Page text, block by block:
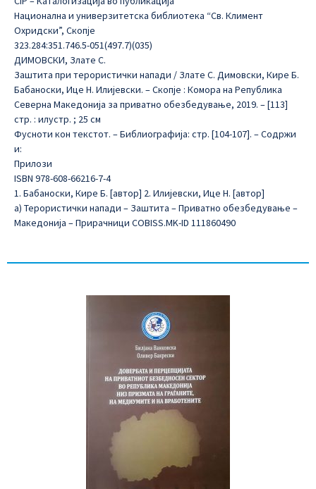
Национална и универзитетска библиотека “Св. Климент
Охридски”, Скопје
323.284:351.746.5-051(497.7)(035)
ДИМОВСКИ, Злате С.
Заштита при терористички напади / Злате С. Димовски, Кире Б.
Бабаноски, Ице Н. Илијевски. – Скопје : Комора на Република
Северна Македонија за приватно обезбедување, 2019. – [113]
стр. : илустр. ; 25 см
Фусноти кон текстот. – Библиографија: стр. [104-107]. – Содржи
и:
Прилози
ISBN 978-608-66216-7-4
1. Бабаноски, Кире Б. [автор] 2. Илијевски, Ице Н. [автор]
а) Терористички напади – Заштита – Приватно обезбедување –
Македонија – Прирачници COBISS.MK-ID 111860490